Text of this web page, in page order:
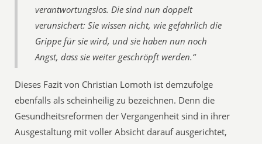
verantwortungslos. Die sind nun doppelt
verunsichert: Sie wissen nicht, wie gefährlich die
Grippe für sie wird, und sie haben nun noch
Angst, dass sie weiter geschröpft werden.“
Dieses Fazit von Christian Lomoth ist demzufolge
ebenfalls als scheinheilig zu bezeichnen. Denn die
Gesundheitsreformen der Vergangenheit sind in ihrer
Ausgestaltung mit voller Absicht darauf ausgerichtet,